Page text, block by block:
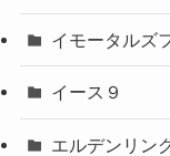
イモータルズ
イース９
エルデンリン